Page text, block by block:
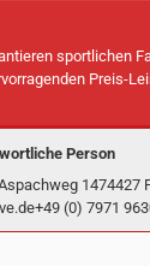
sportlichen
Preis-
Person
1474427
(0) 7971